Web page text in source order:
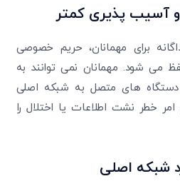
پذیری کمتر
برای مهمانان، حریم خصوصی
می شود. مهمانان نمی توانند به
دستگاه های متصل به شبکه اصلی
خطر نشت اطلاعات یا اختلال را
شبکه اصلی